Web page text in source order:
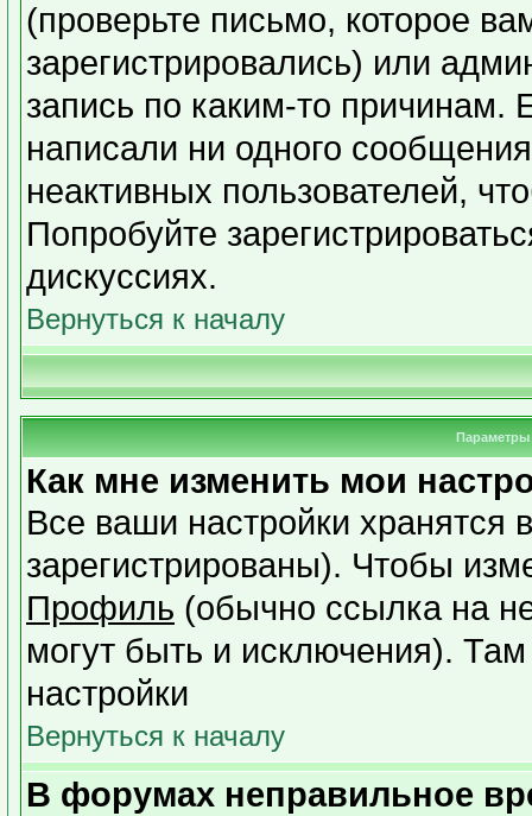
(проверьте письмо, которое
зарегистрировались) или
запись по каким-то причинам.
написали ни одного
неактивных пользователей,
Попробуйте
дискуссиях.
Вернуться к началу
Параметры
Как мне изменить мои
Все ваши настройки хранятся
зарегистрированы). Чтобы
Профиль (обычно ссылка на
могут быть и исключения).
настройки
Вернуться к началу
В форумах неправильное